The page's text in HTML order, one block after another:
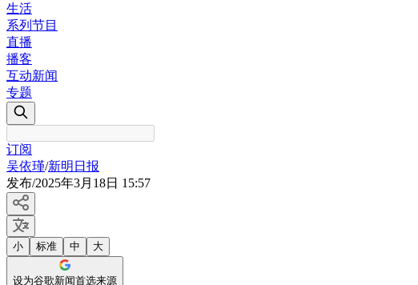
生活
系列节目
直播
播客
互动新闻
专题
订阅
吴依瑾/新明日报
发布/2025年3月18日 15:57
小 标准 中 大
设为谷歌新闻首选来源